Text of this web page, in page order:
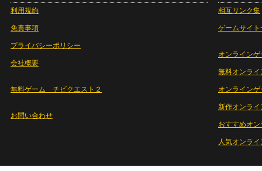
利用規約
免責事項
プライバシーポリシー
会社概要
無料ゲーム チビクエスト２
お問い合わせ
相互リンク集
ゲームサイト
オンラインゲ
無料オンライ
オンライン
新作オンライ
おすすめオ
人気オンラ